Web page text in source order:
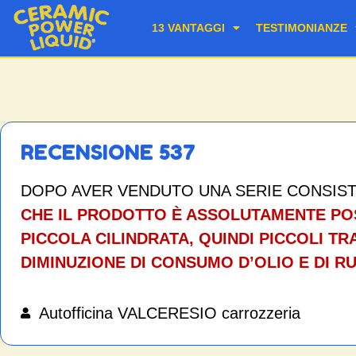
13 VANTAGGI TESTIMONIANZE
RECENSIONE 537
DOPO AVER VENDUTO UNA SERIE
CHE IL PRODOTTO È ASSOLUTAMENTE
PICCOLA CILINDRATA, QUINDI PICCOLI
DIMINUZIONE DI CONSUMO D’OLIO E DI
Autofficina VALCERESIO carrozzeria